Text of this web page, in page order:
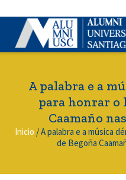
A palabra e a
para honrar o
Caamaño
Inicio /A palabra e a música
de Begoña